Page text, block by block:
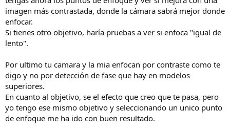
imagen más contrastada, donde la cámara sabrá mejor donde
enfocar.
Si tienes otro objetivo, haría pruebas a ver si enfoca "igual de
lento".
Por ultimo tu camara y la mia enfocan por contraste como te
digo y no por detección de fase que hay en modelos
superiores.
En cuanto al objetivo, se el efecto que creo que te pasa, pero
yo tengo ese mismo objetivo y seleccionando un unico punto
de enfoque me ha ido con buen resultado.